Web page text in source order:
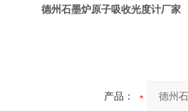
德州石墨炉原子吸收光度计厂家
产品：